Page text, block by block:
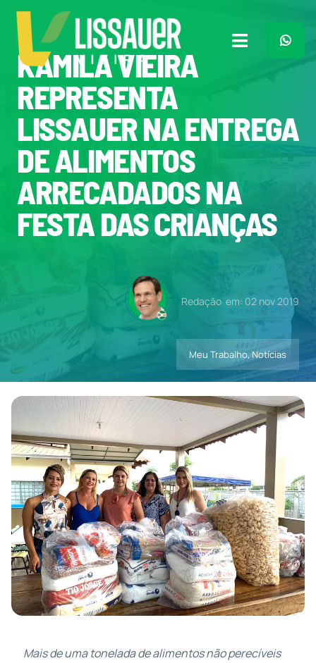
para
conteúdo
Toggle
Home
Plano de Governo
Meu Trabalho
O Que Penso
KAMILA VIEIRA
REPRESENTA
LISSAUER NA ENTREGA
DE ALIMENTOS
ARRECADADOS NA
FESTA DAS CRIANÇAS
Redação em: 02 nov 2019
Meu Trabalho, Notícias
Mais de uma tonelada de alimentos não perecíveis